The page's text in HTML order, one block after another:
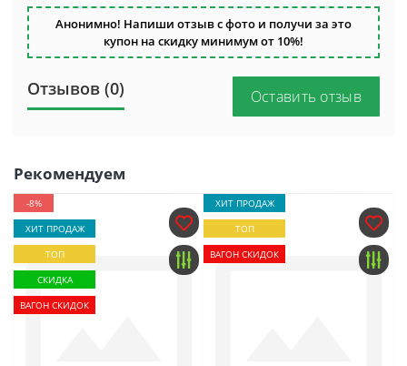
Анонимно! Напиши отзыв с фото и получи за это
купон на скидку минимум от 10%!
Отзывов (0) Оставить отзыв
Рекомендуем
-8%
ХИТ ПРОДАЖ
ТОП
СКИДКА
ВАГОН СКИДОК
ХИТ ПРОДАЖ
ТОП
ВАГОН СКИДОК